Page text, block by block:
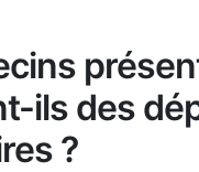
ils des
?